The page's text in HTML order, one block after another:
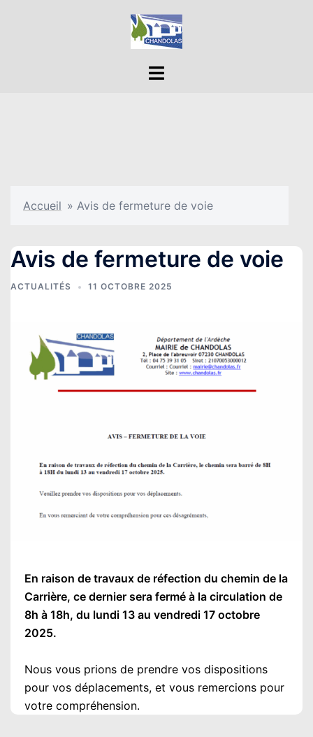
Ouvrir/fermer
Accueil » Avis de fermeture de voie
Avis de fermeture de voie
ACTUALITÉS 11 OCTOBRE 2025
En raison de travaux de réfection du chemin de la
Carrière, ce dernier sera fermé à la circulation de
8h à 18h, du lundi 13 au vendredi 17 octobre
2025.
Nous vous prions de prendre vos dispositions
pour vos déplacements, et vous remercions pour
votre compréhension.